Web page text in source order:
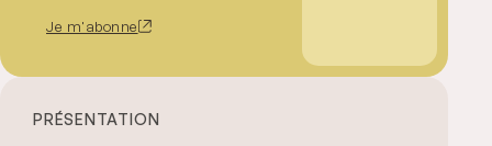
Je m'abonne
PRÉSENTATION